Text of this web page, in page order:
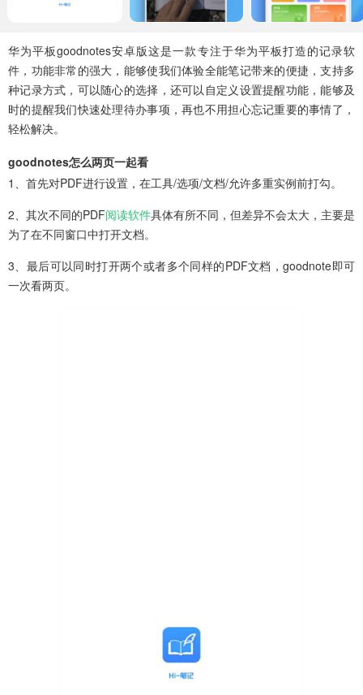
华为平板goodnotes安卓版这是一款专注于华为平板打造的记录软
件，功能非常的强大，能够使我们体验全能笔记带来的便捷，支持多
种记录方式，可以随心的选择，还可以自定义设置提醒功能，能够及
时的提醒我们快速处理待办事项，再也不用担心忘记重要的事情了，
轻松解决。
goodnotes怎么两页一起看
1、首先对PDF进行设置，在工具/选项/文档/允许多重实例前打勾。
2、其次不同的PDF阅读软件具体有所不同，但差异不会太大，主要是
为了在不同窗口中打开文档。
3、最后可以同时打开两个或者多个同样的PDF文档，goodnote即可
一次看两页。